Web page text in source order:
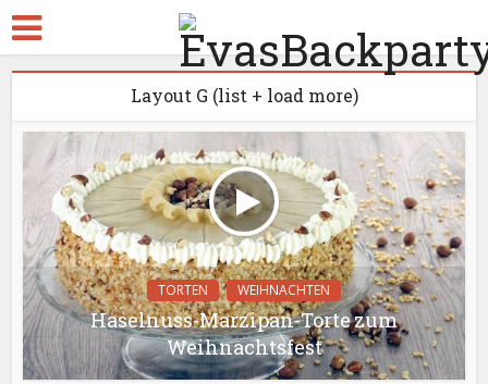
Layout G (list + load more)
TORTEN WEIHNACHTEN
Haselnuss-Marzipan-Torte zum
Weihnachtsfest